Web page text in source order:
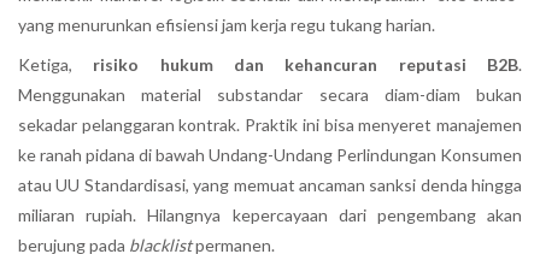
yang menurunkan efisiensi jam kerja regu tukang harian.
Ketiga, risiko hukum dan kehancuran reputasi B2B.
Menggunakan material substandar secara diam-diam bukan
sekadar pelanggaran kontrak. Praktik ini bisa menyeret manajemen
ke ranah pidana di bawah Undang-Undang Perlindungan Konsumen
atau UU Standardisasi, yang memuat ancaman sanksi denda hingga
miliaran rupiah. Hilangnya kepercayaan dari pengembang akan
berujung pada blacklistpermanen.